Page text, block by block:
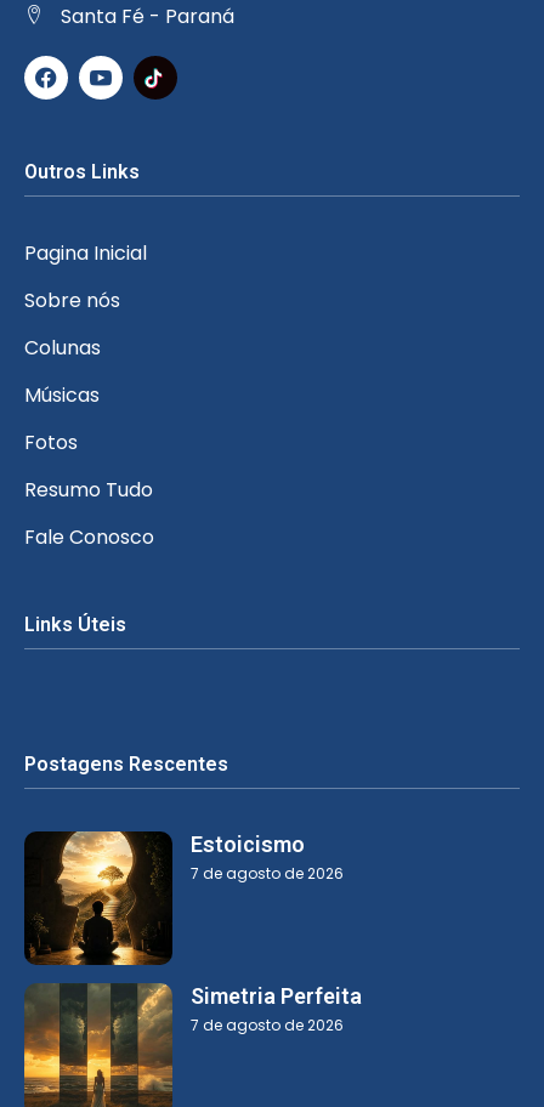
Santa Fé - Paraná
Outros Links
Pagina Inicial
Sobre nós
Colunas
Músicas
Fotos
Resumo Tudo
Fale Conosco
Links Úteis
Postagens Rescentes
Estoicismo
7 de agosto de 2026
Simetria Perfeita
7 de agosto de 2026